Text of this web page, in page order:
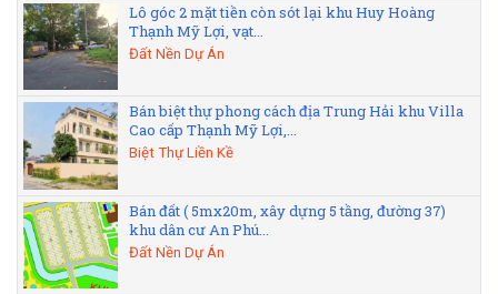
Lô góc 2 mặt tiền còn sót lại khu Huy Hoàng
Thạnh Mỹ Lợi, vạt...
Đất Nền Dự Án
Bán biệt thự phong cách địa Trung Hải khu Villa
Cao cấp Thạnh Mỹ Lợi,...
Biệt Thự Liền Kề
Bán đất ( 5mx20m, xây dựng 5 tầng, đường 37)
khu dân cư An Phú...
Đất Nền Dự Án